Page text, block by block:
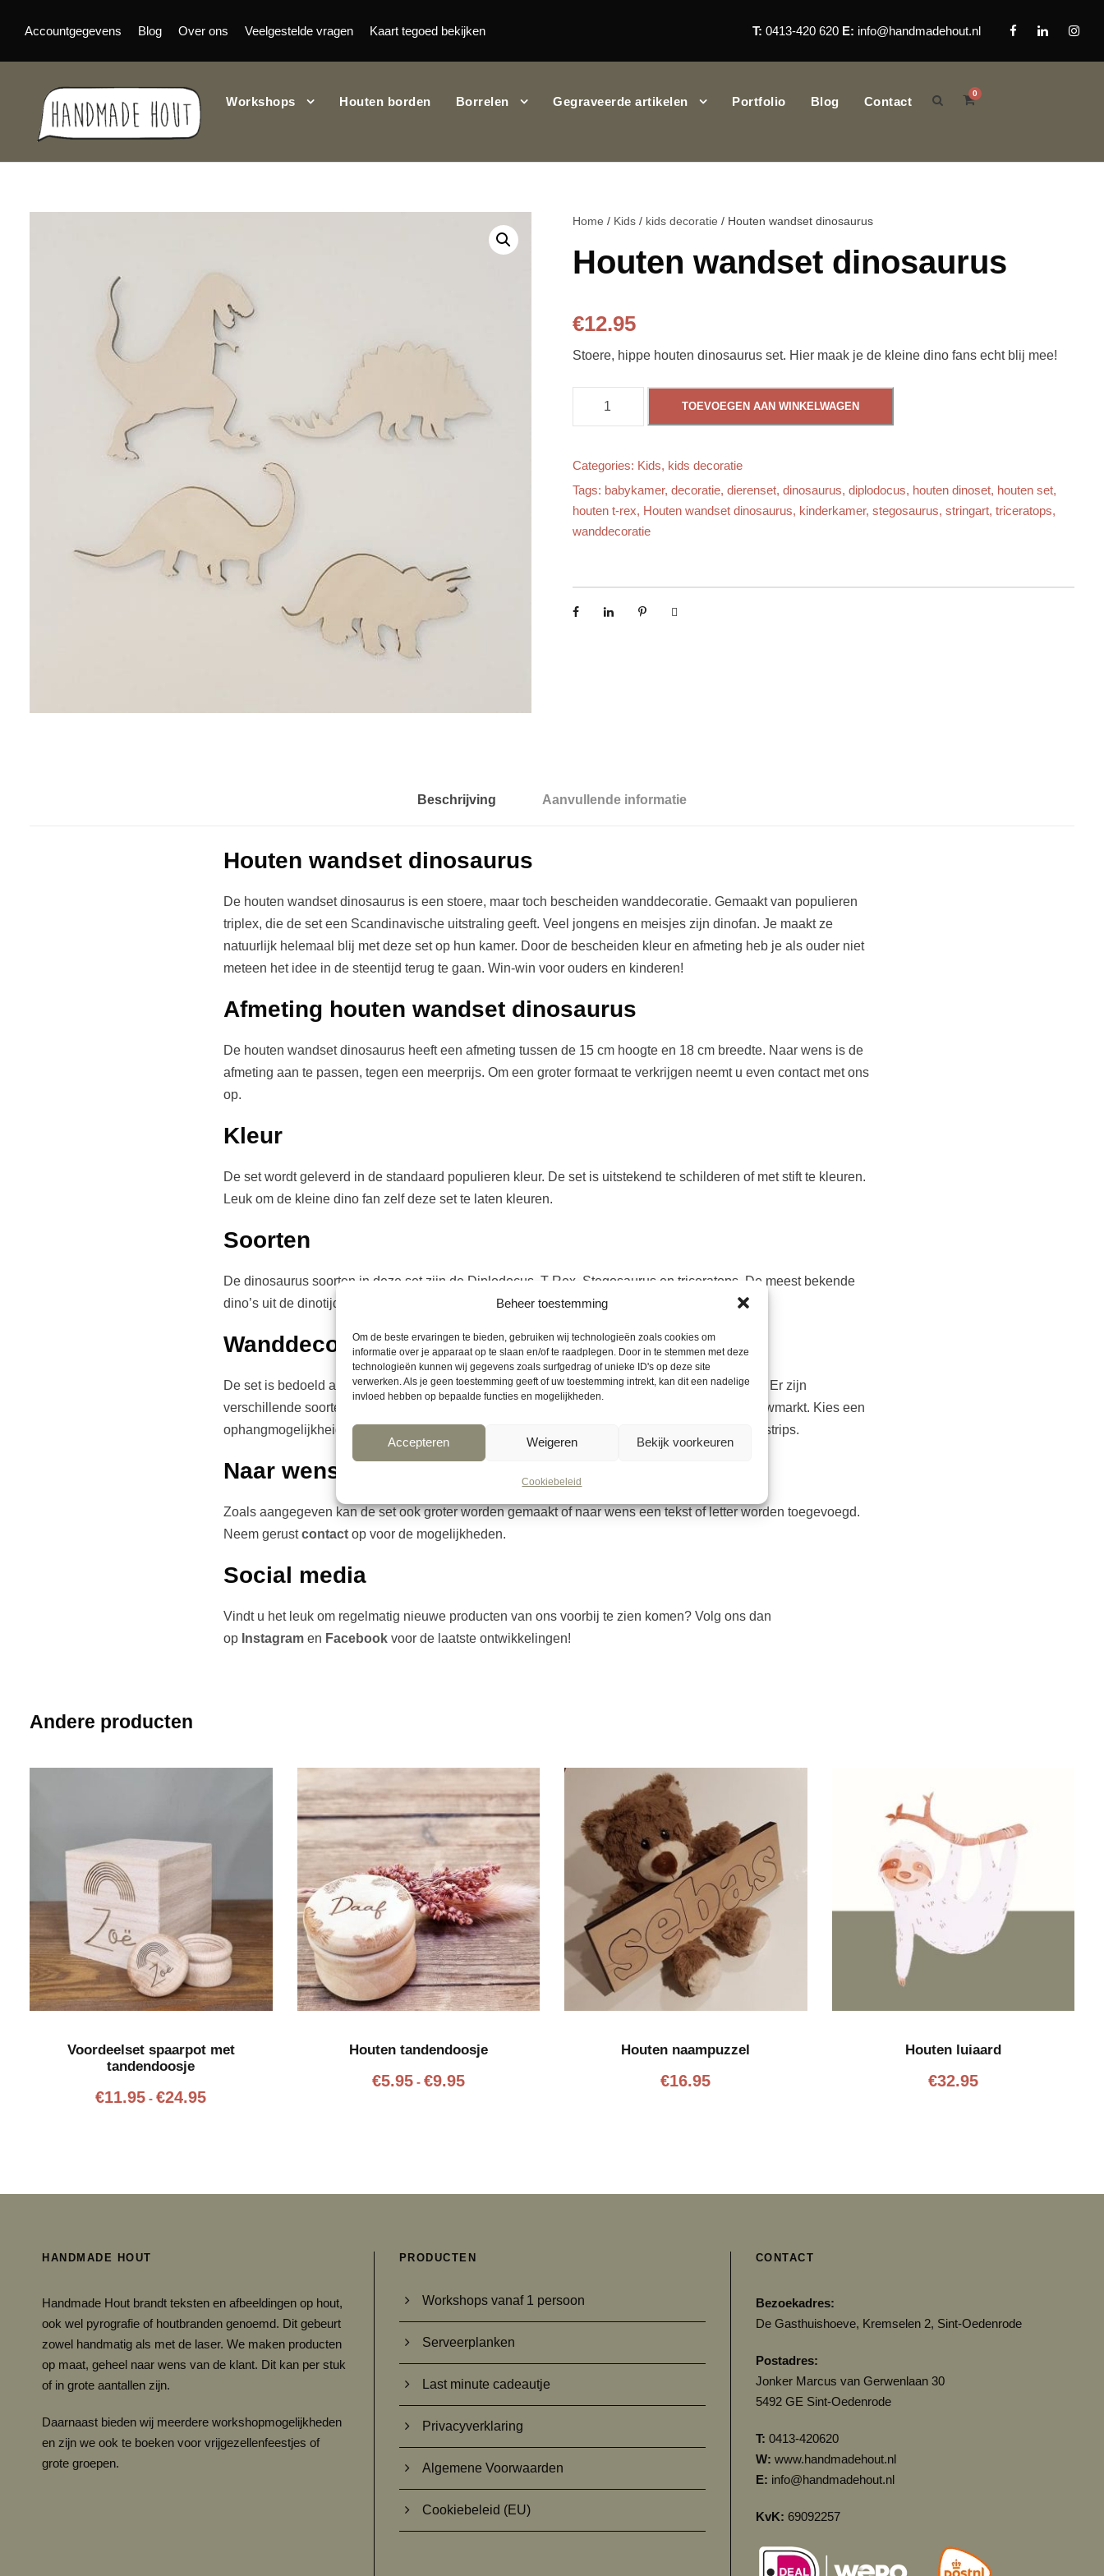
Beheer toestemming
Om de beste ervaringen te bieden, gebruiken wij technologieën zoals cookies om
informatie over je apparaat op te slaan en/of te raadplegen. Door in te stemmen met deze
technologieën kunnen wij gegevens zoals surfgedrag of unieke ID's op deze site
verwerken. Als je geen toestemming geeft of uw toestemming intrekt, kan dit een nadelige
invloed hebben op bepaalde functies en mogelijkheden.
Accepteren Weigeren Bekijk voorkeuren
Cookiebeleid
Accountgegevens Blog Over ons Veelgestelde vragen Kaart tegoed bekijken T: 0413-420 620 E: info@handmadehout.nl
Workshops Houten borden Borrelen Gegraveerde artikelen Portfolio Blog Contact
0
Home / Kids / kids decoratie / Houten wandset dinosaurus
Houten wandset dinosaurus
€12.95
Stoere, hippe houten dinosaurus set. Hier maak je de kleine dino fans echt blij mee!
t
e
n
w
s
a
a
a
n
t
l
TOEVOEGEN AAN WINKELWAGEN
Categories: Kids, kids decoratie
Tags: babykamer,decoratie,dierenset,dinosaurus,diplodocus, houten dinoset, houten set,
houten t-rex, Houten wandset dinosaurus, kinderkamer,stegosaurus,stringart,triceratops,
wanddecoratie
Beschrijving Aanvullende informatie
Houten wandset dinosaurus
De houten wandset dinosaurus is een stoere, maar toch bescheiden wanddecoratie. Gemaakt van populieren
triplex, die de set een Scandinavische uitstraling geeft. Veel jongens en meisjes zijn dinofan. Je maakt ze
natuurlijk helemaal blij met deze set op hun kamer. Door de bescheiden kleur en afmeting heb je als ouder niet
meteen het idee in de steentijd terug te gaan. Win-win voor ouders en kinderen!
Afmeting houten wandset dinosaurus
De houten wandset dinosaurus heeft een afmeting tussen de 15 cm hoogte en 18 cm breedte. Naar wens is de
afmeting aan te passen, tegen een meerprijs. Om een groter formaat te verkrijgen neemt u even contact met ons
op.
Kleur
De set wordt geleverd in de standaard populieren kleur. De set is uitstekend te schilderen of met stift te kleuren.
Leuk om de kleine dino fan zelf deze set te laten kleuren.
Soorten
De dinosaurus soorten in deze set zijn de Diplodocus, T-Rex, Stegosaurus en triceratops. De meest bekende
dino’s uit de dinotijd. Een kleine dino fan kent deze soorten gegarandeerd!
Wanddecoratie
De set is bedoeld als wanddecoratie. Wil je de dino’s stevig ophangen aan een muur of deur? Er zijn
verschillende soorten plakstrips en ophangmogelijkheden verkrijgbaar in bijvoorbeeld de bouwmarkt. Kies een
ophangmogelijkheid die geschikt is voor hout, bijvoorbeeld plakgum van Bison of Tesa powerstrips.
Naar wens
Zoals aangegeven kan de set ook groter worden gemaakt of naar wens een tekst of letter worden toegevoegd.
Neem gerustcontact op voor de mogelijkheden.
Social media
Vindt u het leuk om regelmatig nieuwe producten van ons voorbij te zien komen? Volg ons dan
op Instagram en Facebook voor de laatste ontwikkelingen!
Andere producten
Voordeelset spaarpot met
tandendoosje
€11.95 - €24.95
k
e
:
€
1
9
5
Houten tandendoosje
€5.95 - €9.95P
s
:
€
5
.
9
5
t
o
t
€
9
.
Houten naampuzzel
€16.95
Houten luiaard
€32.95
HANDMADE HOUT
Handmade Hout brandt teksten en afbeeldingen op hout,
ook wel pyrografie of houtbranden genoemd. Dit gebeurt
zowel handmatig als met de laser. We maken producten
op maat, geheel naar wens van de klant. Dit kan per stuk
of in grote aantallen zijn.
Daarnaast bieden wij meerdere workshopmogelijkheden
en zijn we ook te boeken voor vrijgezellenfeestjes of
grote groepen.
PRODUCTEN
Workshops vanaf 1 persoon
Serveerplanken
Last minute cadeautje
Privacyverklaring
Algemene Voorwaarden
Cookiebeleid (EU)
CONTACT
Bezoekadres:
De Gasthuishoeve, Kremselen 2, Sint-Oedenrode
Postadres:
Jonker Marcus van Gerwenlaan 30
5492 GE Sint-Oedenrode
T: 0413-420620
W: www.handmadehout.nl
E: info@handmadehout.nl
KvK: 69092257